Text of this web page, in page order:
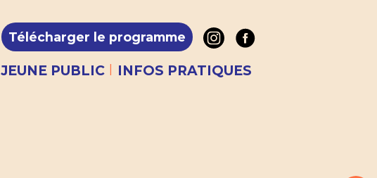
Télécharger le programme
JEUNE PUBLIC | INFOS PRATIQUES